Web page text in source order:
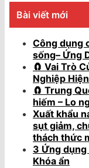
Bài viết mới
Công dụng
sống– Ứng
🧲 Vai Trò
Nghiệp
🧲 Trung
hiếm – Lo
Xuất khẩu
sụt giảm,
thách thức
3 Ứng dụng
Khóa ẩn